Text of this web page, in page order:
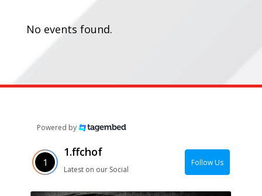
No events found.
Powered by
1.ffchof
Latest on our Social
Follow Us